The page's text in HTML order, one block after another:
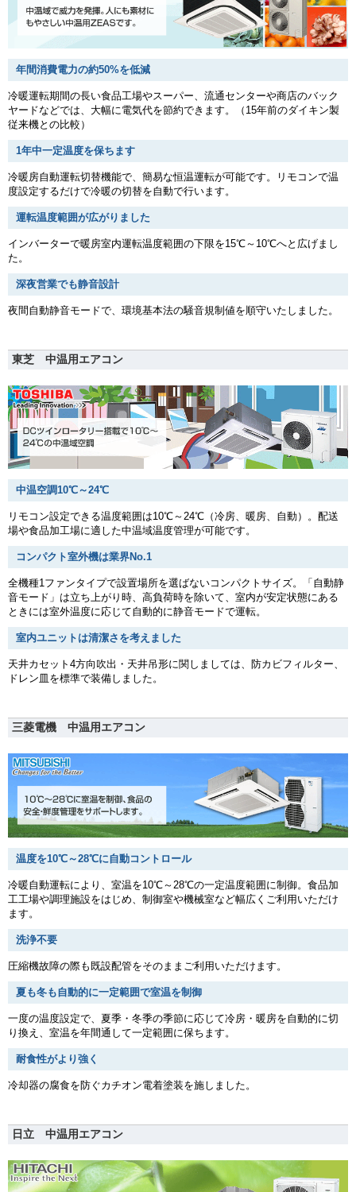
年間消費電力の約50%を低減
冷暖運転期間の長い食品工場やスーパー、流通センターや商店のバック
ヤードなどでは、大幅に電気代を節約できます。（15年前のダイキン製
従来機との比較）
1年中一定温度を保ちます
冷暖房自動運転切替機能で、簡易な恒温運転が可能です。リモコンで温
度設定するだけで冷暖の切替を自動で行います。
運転温度範囲が広がりました
インバーターで暖房室内運転温度範囲の下限を15℃～10℃へと広げまし
た。
深夜営業でも静音設計
夜間自動静音モードで、環境基本法の騒音規制値を順守いたしました。
東芝 中温用エアコン
中温空調10℃～24℃
リモコン設定できる温度範囲は10℃～24℃（冷房、暖房、自動）。配送
場や食品加工場に適した中温域温度管理が可能です。
コンパクト室外機は業界No.1
全機種1ファンタイプで設置場所を選ばないコンパクトサイズ。「自動静
音モード」は立ち上がり時、高負荷時を除いて、室内が安定状態にある
ときには室外温度に応じて自動的に静音モードで運転。
室内ユニットは清潔さを考えました
天井カセット4方向吹出・天井吊形に関しましては、防カビフィルター、
ドレン皿を標準で装備しました。
三菱電機 中温用エアコン
温度を10℃～28℃に自動コントロール
冷暖自動運転により、室温を10℃～28℃の一定温度範囲に制御。食品加
工工場や調理施設をはじめ、制御室や機械室など幅広くご利用いただけ
ます。
洗浄不要
圧縮機故障の際も既設配管をそのままご利用いただけます。
夏も冬も自動的に一定範囲で室温を制御
一度の温度設定で、夏季・冬季の季節に応じて冷房・暖房を自動的に切
り換え、室温を年間通して一定範囲に保ちます。
耐食性がより強く
冷却器の腐食を防ぐカチオン電着塗装を施しました。
日立 中温用エアコン